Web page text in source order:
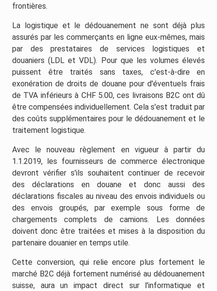
frontières.
La logistique et le dédouanement ne sont déjà plus
assurés par les commerçants en ligne eux-mêmes, mais
par des prestataires de services logistiques et
douaniers (LDL et VDL). Pour que les volumes élevés
puissent être traités sans taxes, c'est-à-dire en
exonération de droits de douane pour d'éventuels frais
de TVA inférieurs à CHF 5.00, ces livraisons B2C ont dû
être compensées individuellement. Cela s'est traduit par
des coûts supplémentaires pour le dédouanement et le
traitement logistique.
Avec le nouveau règlement en vigueur à partir du
1.1.2019, les fournisseurs de commerce électronique
devront vérifier s'ils souhaitent continuer de recevoir
des déclarations en douane et donc aussi des
déclarations fiscales au niveau des envois individuels ou
des envois groupés, par exemple sous forme de
chargements complets de camions. Les données
doivent donc être traitées et mises à la disposition du
partenaire douanier en temps utile.
Cette conversion, qui relie encore plus fortement le
marché B2C déjà fortement numérisé au dédouanement
suisse, aura un impact direct sur l'informatique et